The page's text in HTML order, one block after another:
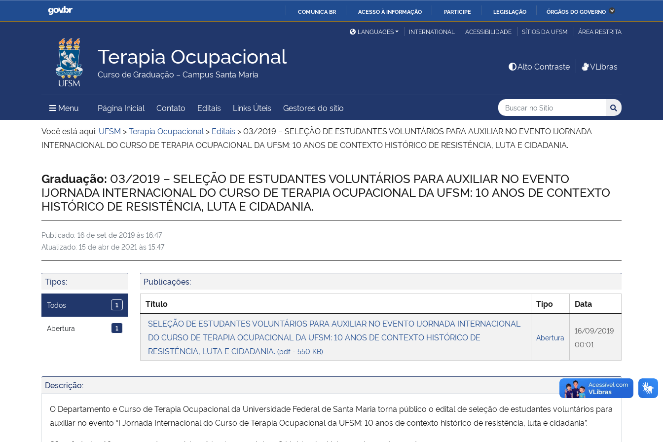
COMUNICA BR ACESSO À INFORMAÇÃO PARTICIPE LEGISLAÇÃO ÓRGÃOS DO GOVERNO
Casa Civil
Ministério da Justiça e
Ministério da Defesa
Ministério das Relações
Exteriores
Ministério da Economia Ministério da Infraestrutura
Ministério da Agricultura,
Pecuária e Abastecimento
Ministério da Educação Ministério da Cidadania
Ministério da Ciência,
Tecnologia, Inovações e
Ministério do Meio Ambiente Ministério do Turismo
Ministério do
Desenvolvimento Regional
Controladoria-Geral da
União
Família e dos Direitos
Humanos
Institucional
LANGUAGES INTERNATIONAL ACESSIBILIDADE SÍTIOS DA UFSM ÁREA RESTRITA
Terapia Ocupacional
Curso de Graduação – Campus Santa Maria
Alto Contraste VLibras
Menu Menu Principal do Sítio
Página Inicial Contato Editais Links Úteis Gestores do sítio Busca
Buscar no no Sítio
Busca: Buscar
Você está aqui: UFSM >Terapia Ocupacional > Editais >03/2019 – SELEÇÃO DE ESTUDANTES VOLUNTÁRIOS PARA AUXILIAR NO EVENTO IJORNADA
INTERNACIONAL DO CURSO DE TERAPIA OCUPACIONAL DA UFSM: 10 ANOS DE CONTEXTO HISTÓRICO DE RESISTÊNCIA, LUTA E CIDADANIA.
Início do conteúdo
Graduação: 03/2019 – SELEÇÃO DE ESTUDANTES VOLUNTÁRIOS PARA AUXILIAR NO EVENTO
IJORNADA INTERNACIONAL DO CURSO DE TERAPIA OCUPACIONAL DA UFSM: 10 ANOS DE CONTEXTO
HISTÓRICO DE RESISTÊNCIA, LUTA E CIDADANIA.
Publicado: 16 de set de 2019 às 16:47
Atualizado: 15 de abr de 2021 às 15:47
Tipos:
Todos 1
Abertura 1
Publicações:
Título Tipo
Data
SELEÇÃO DE ESTUDANTES VOLUNTÁRIOS PARA AUXILIAR NO EVENTO IJORNADA INTERNACIONAL
DO CURSO DE TERAPIA OCUPACIONAL DA UFSM: 10 ANOS DE CONTEXTO HISTÓRICO DE
RESISTÊNCIA, LUTA E CIDADANIA. (pdf - 550 KB)
Abertura
16/09/2019
00:01
Descrição:
O Departamento e Curso de Terapia Ocupacional da Universidade Federal de Santa Maria torna público o edital de seleção de estudantes voluntários para
auxiliar no evento “I Jornada Internacional do Curso de Terapia Ocupacional da UFSM: 10 anos de contexto histórico de resistência, luta e cidadania”.